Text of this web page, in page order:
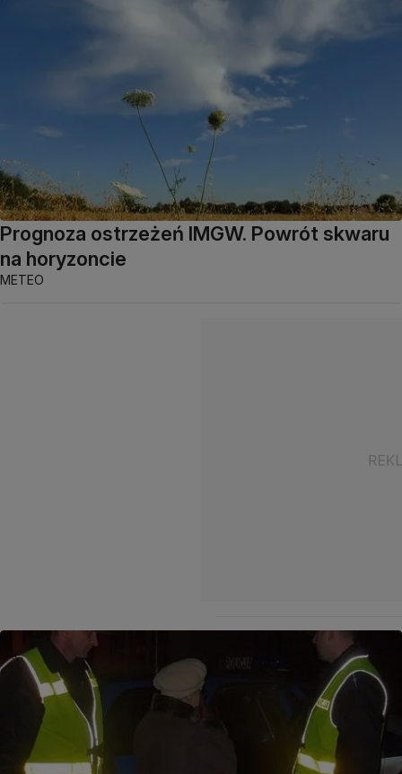
Prognoza ostrzeżeń IMGW. Powrót skwaru
na horyzoncie
METEO